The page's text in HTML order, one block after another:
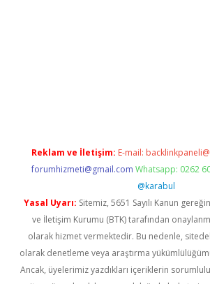
Reklam ve İletişim: E-mail:
forumhizmeti@gmail.com Whatsapp: 0262
@karabul
Yasal Uyarı: Sitemiz, 5651 Sayılı Kanun
ve İletişim Kurumu (BTK) tarafından
olarak hizmet vermektedir. Bu nedenle,
olarak denetleme veya araştırma
Ancak, üyelerimiz yazdıkları içeriklerin